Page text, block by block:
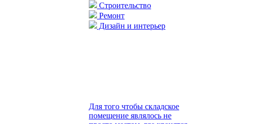
Строительство
Ремонт
Дизайн и интерьер
Для того чтобы складское
помещение являлось не